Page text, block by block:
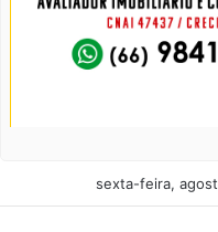
sexta-feira,